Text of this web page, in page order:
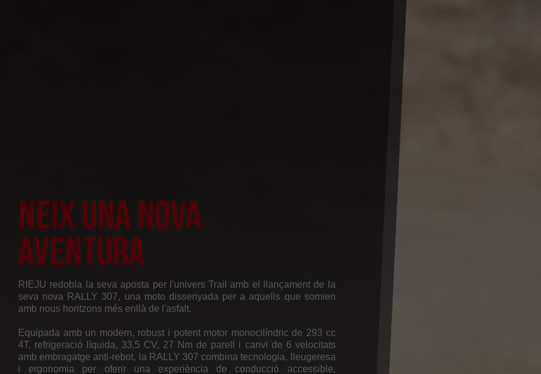
Neix una nova
aventura
RIEJU redobla la seva aposta per l'univers Trail amb el llançament de la
seva nova RALLY 307, una moto dissenyada per a aquells que somien
amb nous horitzons més enllà de l'asfalt.
Equipada amb un modern, robust i potent motor monocilíndric de 293 cc
4T, refrigeració líquida, 33,5 CV, 27 Nm de parell i canvi de 6 velocitats
amb embragatge anti-rebot, la RALLY 307 combina tecnologia, lleugeresa
i ergonomia per oferir una experiència de conducció accessible,